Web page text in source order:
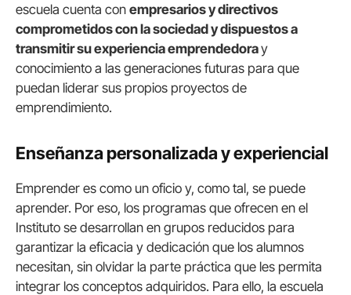
escuela cuenta con empresarios y directivos
comprometidos con la sociedad y dispuestos a
transmitir su experiencia emprendedoray
conocimiento a las generaciones futuras para que
puedan liderar sus propios proyectos de
emprendimiento.
Enseñanza personalizada y experiencial
Emprender es como un oficio y, como tal, se puede
aprender. Por eso, los programas que ofrecen en el
Instituto se desarrollan en grupos reducidos para
garantizar la eficacia y dedicación que los alumnos
necesitan, sin olvidar la parte práctica que les permita
integrar los conceptos adquiridos. Para ello, la escuela